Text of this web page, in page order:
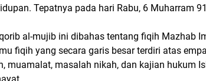
Tepatnya pada hari Rabu, 6 Muharram
al-mujib ini dibahas tentang fiqih Mazhab
fiqih yang secara garis besar terdiri atas
muamalat, masalah nikah, dan kajian hukum